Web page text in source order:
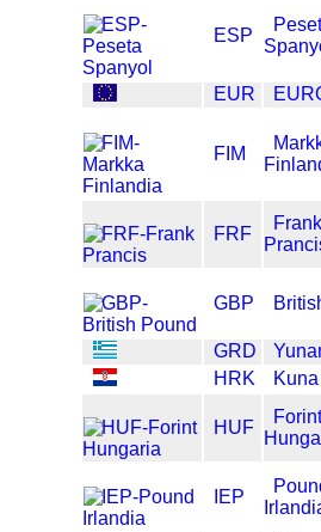
ESP
EUR
FIM
FRF
GBP
GRD
HRK
HUF
IEP